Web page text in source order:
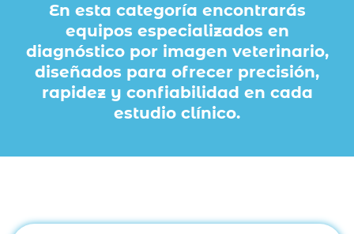
En esta categoría encontrarás
equipos especializados en
diagnóstico por imagen veterinario,
diseñados para ofrecer precisión,
rapidez y confiabilidad en cada
estudio clínico.